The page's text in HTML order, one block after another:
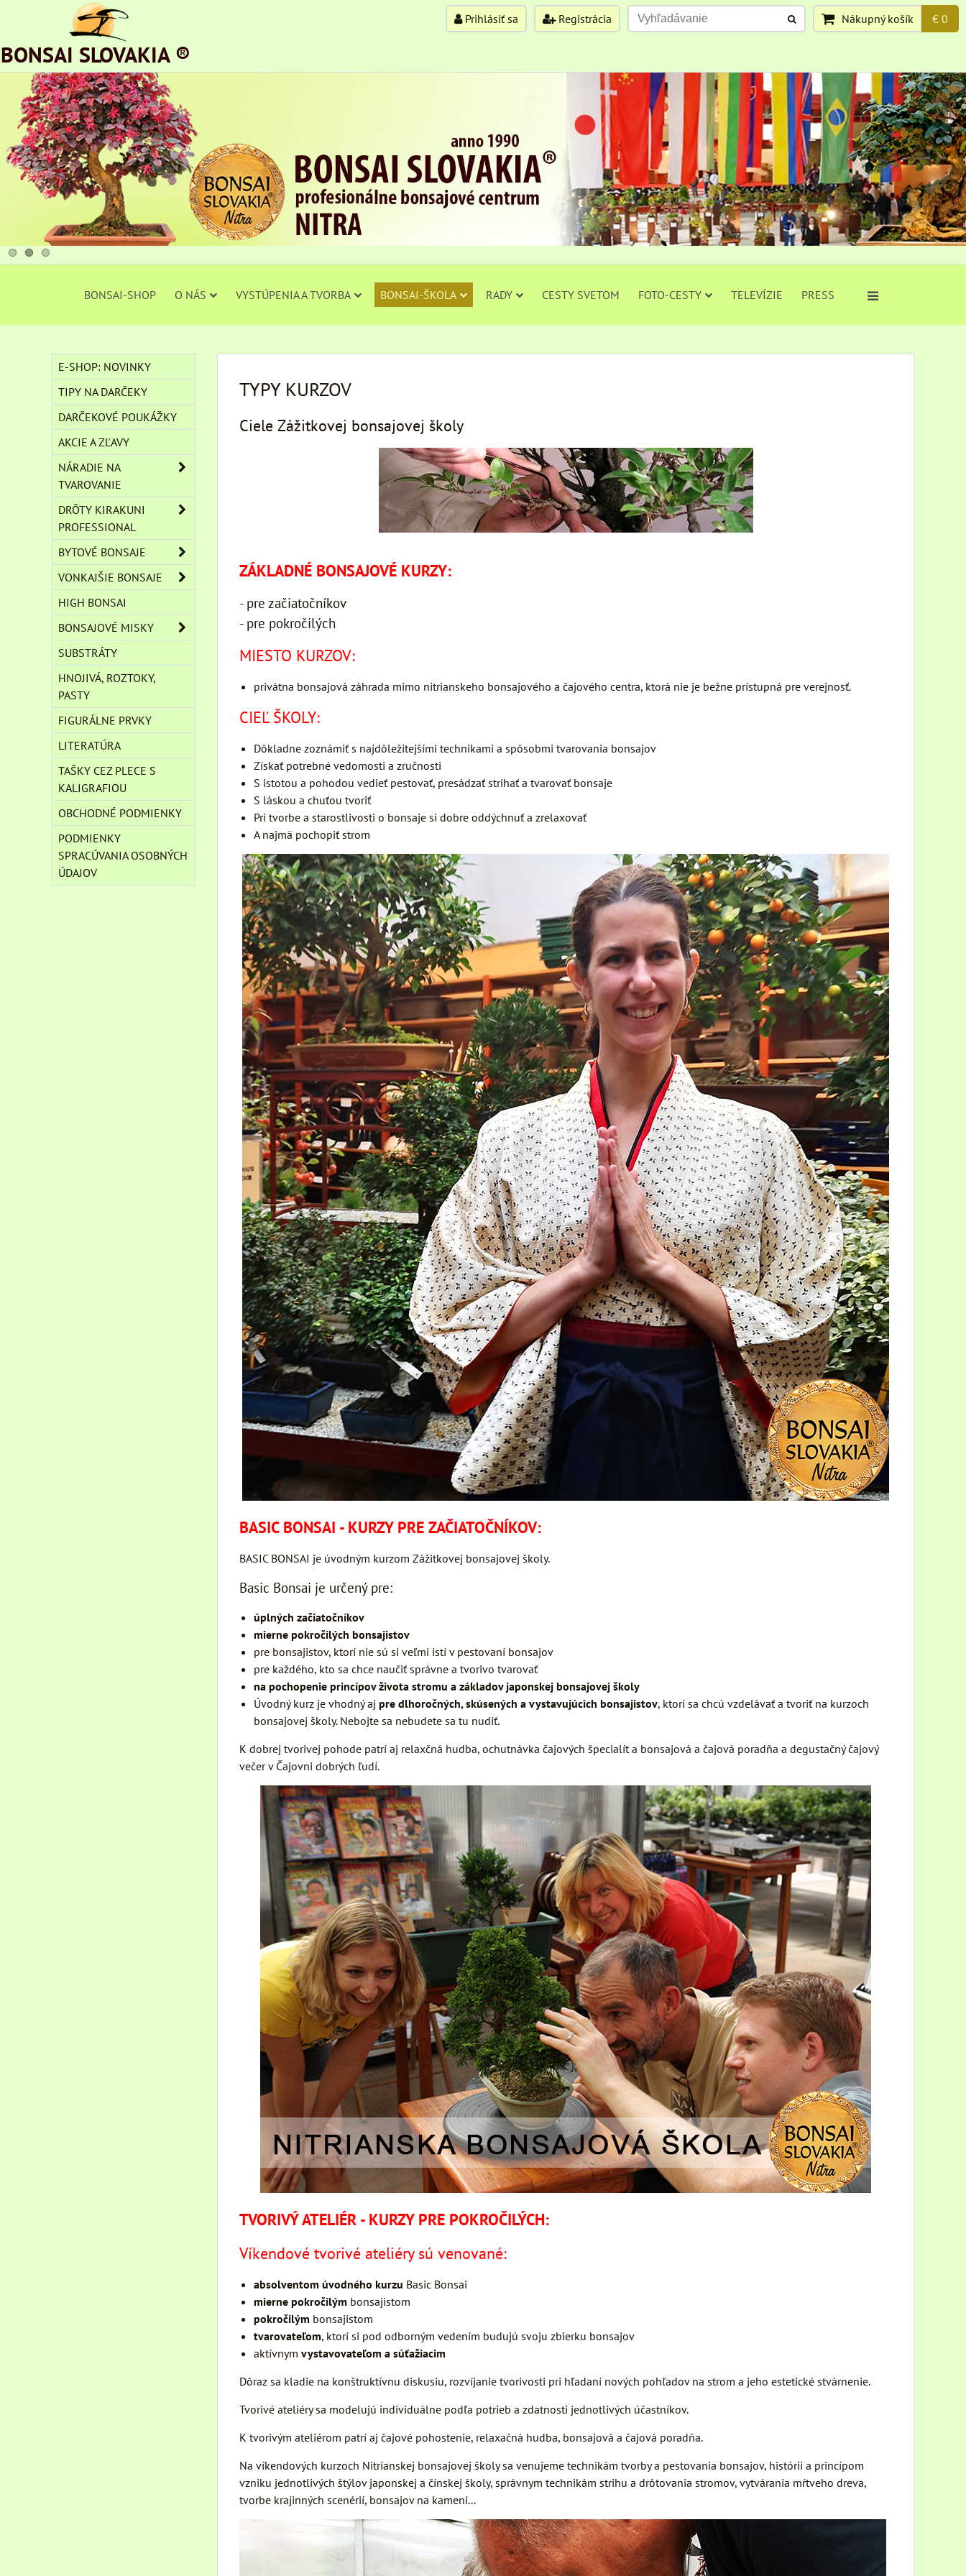
BONSAI SLOVAKIA ®
Prihlásiť sa Registrácia Nákupný košík € 0
BONSAI-SHOP O NÁS VYSTÚPENIA A TVORBA BONSAI-ŠKOLA RADY CESTY SVETOM FOTO-CESTY TELEVÍZIE PRESS
TYPY KURZOV
Ciele Zážitkovej bonsajovej školy
ZÁKLADNÉ BONSAJOVÉ KURZY:
- pre začiatočníkov
- pre pokročilých
MIESTO KURZOV:
privátna bonsajová záhrada mimo nitrianskeho bonsajového a čajového centra, ktorá nie je bežne prístupná pre verejnosť.
CIEĽ ŠKOLY:
Dôkladne zoznámiť s najdôležitejšími technikami a spôsobmi tvarovania bonsajov
Získať potrebné vedomosti a zručnosti
S istotou a pohodou vedieť pestovať, presádzať strihať a tvarovať bonsaje
S láskou a chuťou tvoriť
Pri tvorbe a starostlivosti o bonsaje si dobre oddýchnuť a zrelaxovať
A najmä pochopiť strom
BASIC BONSAI - KURZY PRE ZAČIATOČNÍKOV:
BASIC BONSAI je úvodným kurzom Zážitkovej bonsajovej školy.
Basic Bonsai je určený pre:
úplných začiatočníkov
mierne pokročilých bonsajistov
pre bonsajistov, ktorí nie sú si veľmi istí v pestovaní bonsajov
pre každého, kto sa chce naučiť správne a tvorivo tvarovať
na pochopenie princípov života stromu a základov japonskej bonsajovej školy
Úvodný kurz je vhodný aj pre dlhoročných, skúsených a vystavujúcich bonsajistov, ktorí sa chcú vzdelávať a tvoriť na kurzoch
bonsajovej školy. Nebojte sa nebudete sa tu nudiť.
K dobrej tvorivej pohode patrí aj relaxčná hudba, ochutnávka čajových špecialít a bonsajová a čajová poradňa a degustačný čajový
večer v Čajovni dobrých ľudí.
TVORIVÝ ATELIÉR - KURZY PRE POKROČILÝCH:
Víkendové tvorivé ateliéry sú venované:
absolventom úvodného kurzu Basic Bonsai
mierne pokročilým bonsajistom
pokročilým bonsajistom
tvarovateľom, ktorí si pod odborným vedením budujú svoju zbierku bonsajov
aktívnym vystavovateľom a súťažiacim
Dôraz sa kladie na konštruktívnu diskusiu, rozvíjanie tvorivosti pri hľadaní nových pohľadov na strom a jeho estetické stvárnenie.
Tvorivé ateliéry sa modelujú individuálne podľa potrieb a zdatnosti jednotlivých účastníkov.
K tvorivým ateliérom patrí aj čajové pohostenie, relaxačná hudba, bonsajová a čajová poradňa.
Na víkendových kurzoch Nitrianskej bonsajovej školy sa venujeme technikám tvorby a pestovania bonsajov, histórii a princípom
vzniku jednotlivých štýlov japonskej a čínskej školy, správnym technikám strihu a drôtovania stromov, vytvárania mŕtveho dreva,
tvorbe krajinných scenérií, bonsajov na kameni...
E-SHOP: NOVINKY
TIPY NA DARČEKY
DARČEKOVÉ POUKÁŽKY
AKCIE A ZĽAVY
NÁRADIE NA
TVAROVANIE
DRÔTY KIRAKUNI
PROFESSIONAL
BYTOVÉ BONSAJE
VONKAJŠIE BONSAJE
HIGH BONSAI
BONSAJOVÉ MISKY
SUBSTRÁTY
HNOJIVÁ, ROZTOKY,
PASTY
FIGURÁLNE PRVKY
LITERATÚRA
TAŠKY CEZ PLECE S
KALIGRAFIOU
OBCHODNÉ PODMIENKY
PODMIENKY
SPRACÚVANIA OSOBNÝCH
ÚDAJOV